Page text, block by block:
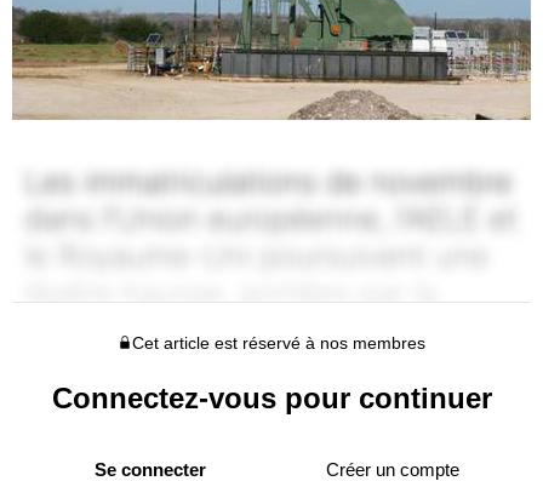
Cet article est réservé à nos membres
Connectez-vous pour continuer
Se connecter Créer un compte